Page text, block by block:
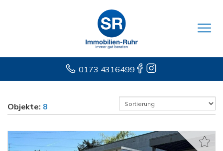
0173 4316499
Objekte: 8